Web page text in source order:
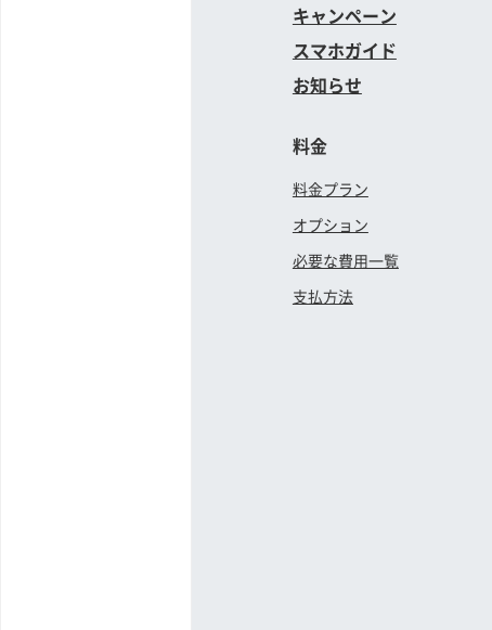
キャンペーン
スマホガイド
お知らせ
料金
料金プラン
オプション
必要な費用一覧
支払方法